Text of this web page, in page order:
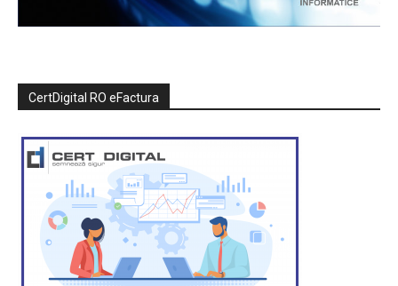
CertDigital RO eFactura